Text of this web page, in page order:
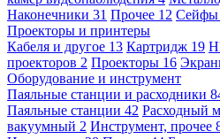
Наконечники 31 Прочее 12 Сейфы
Проекторы и принтеры
Кабеля и другое 13 Картридж 19
проекторов 2 Проекторы 16
Оборудование и инструмент
Паяльные станции и расходники
Паяльные станции 42 Расходный
вакуумный 2 Инструмент, прочее